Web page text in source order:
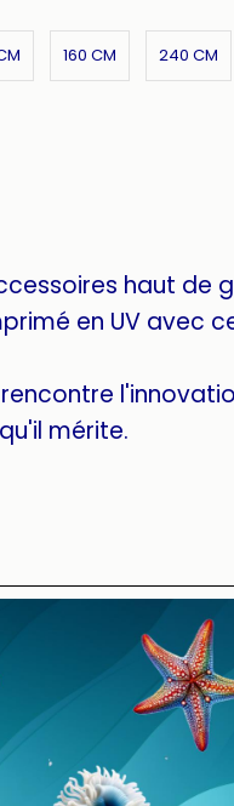
160 CM 240 CM
haut de
en UV avec
mérite.